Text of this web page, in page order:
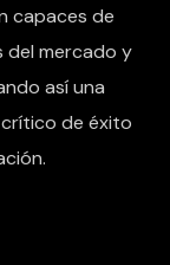
capaces de
del mercado y
así una
de éxito